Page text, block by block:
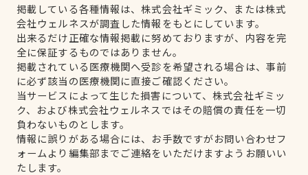
掲載している各種情報は、株式会社ギミック、または株式
会社ウェルネスが調査した情報をもとにしています。
出来るだけ正確な情報掲載に努めておりますが、内容を完
全に保証するものではありません。
掲載されている医療機関へ受診を希望される場合は、事前
に必ず該当の医療機関に直接ご確認ください。
当サービスによって生じた損害について、株式会社ギミッ
ク、および株式会社ウェルネスではその賠償の責任を一切
負わないものとします。
情報に誤りがある場合には、お手数ですがお問い合わせフ
ォームより編集部までご連絡をいただけますようお願いい
たします。